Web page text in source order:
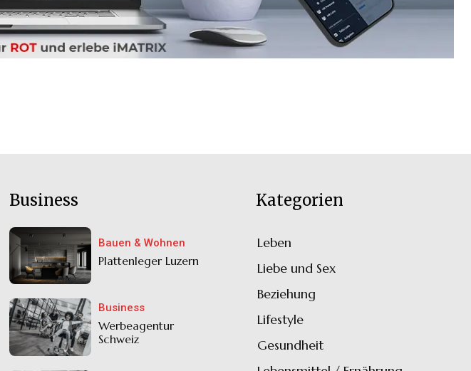
Business
Bauen & Wohnen
Plattenleger Luzern
Business
Werbeagentur
Schweiz
Kategorien
Leben
Liebe und Sex
Beziehung
Lifestyle
Gesundheit